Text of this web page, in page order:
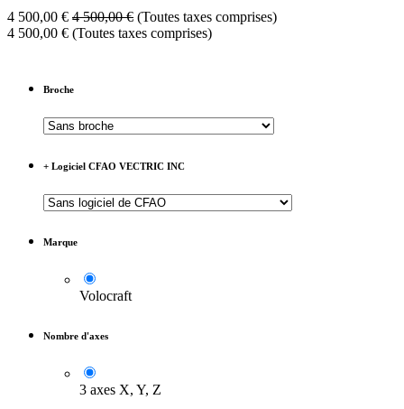
4 500,00 € 4 500,00€ (Toutes taxes comprises)
4 500,00 € (Toutes taxes comprises)
Broche
+ Logiciel CFAO VECTRIC INC
Marque
Volocraft
Nombre d'axes
3 axes X, Y, Z